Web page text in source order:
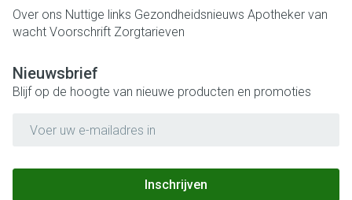
Over ons Nuttige links Gezondheidsnieuws Apotheker van
wacht Voorschrift Zorgtarieven
Nieuwsbrief
Blijf op de hoogte van nieuwe producten en promoties
Inschrijven